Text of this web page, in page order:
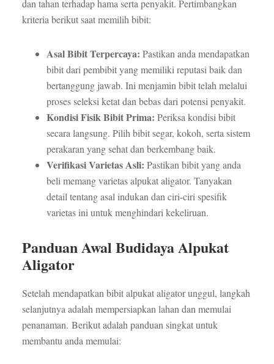
dan tahan terhadap hama serta penyakit. Pertimbangkan
kriteria berikut saat memilih bibit:
Asal Bibit Terpercaya: Pastikan anda mendapatkan
bibit dari pembibit yang memiliki reputasi baik dan
bertanggung jawab. Ini menjamin bibit telah melalui
proses seleksi ketat dan bebas dari potensi penyakit.
Kondisi Fisik Bibit Prima: Periksa kondisi bibit
secara langsung. Pilih bibit segar, kokoh, serta sistem
perakaran yang sehat dan berkembang baik.
Verifikasi Varietas Asli: Pastikan bibit yang anda
beli memang varietas alpukat aligator. Tanyakan
detail tentang asal indukan dan ciri-ciri spesifik
varietas ini untuk menghindari kekeliruan.
Panduan Awal Budidaya Alpukat
Aligator
Setelah mendapatkan bibit alpukat aligator unggul, langkah
selanjutnya adalah mempersiapkan lahan dan memulai
penanaman. Berikut adalah panduan singkat untuk
membantu anda memulai: